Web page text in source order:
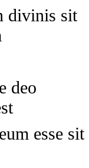
divinis sit
deo
esse sit